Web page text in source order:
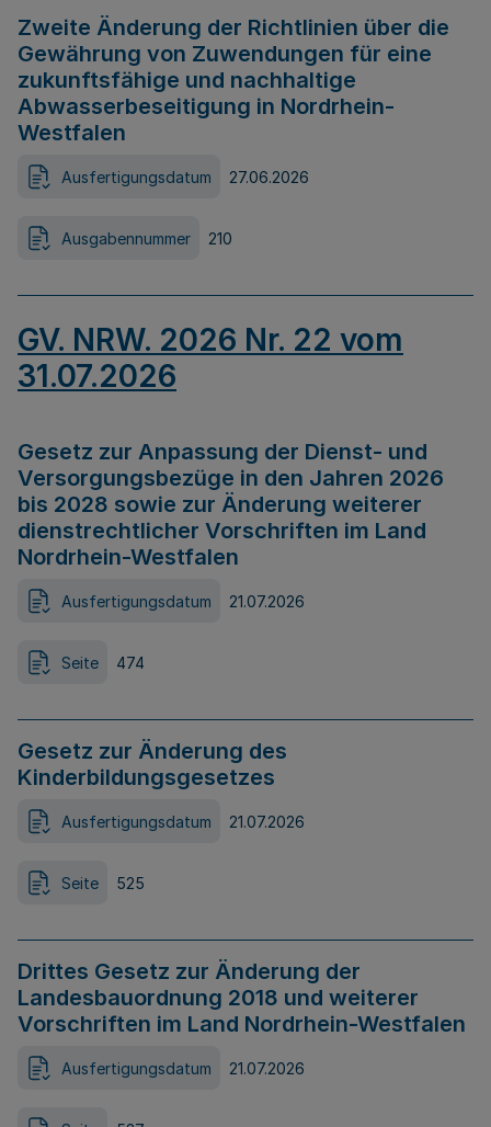
Zweite Änderung der Richtlinien über die
Gewährung von Zuwendungen für eine
zukunftsfähige und nachhaltige
Abwasserbeseitigung in Nordrhein-
Westfalen
Ausfertigungsdatum 27.06.2026
Ausgabennummer 210
GV. NRW. 2026 Nr. 22 vom
31.07.2026
Gesetz zur Anpassung der Dienst- und
Versorgungsbezüge in den Jahren 2026
bis 2028 sowie zur Änderung weiterer
dienstrechtlicher Vorschriften im Land
Nordrhein-Westfalen
Ausfertigungsdatum 21.07.2026
Seite 474
Gesetz zur Änderung des
Kinderbildungsgesetzes
Ausfertigungsdatum 21.07.2026
Seite 525
Drittes Gesetz zur Änderung der
Landesbauordnung 2018 und weiterer
Vorschriften im Land Nordrhein-Westfalen
Ausfertigungsdatum 21.07.2026